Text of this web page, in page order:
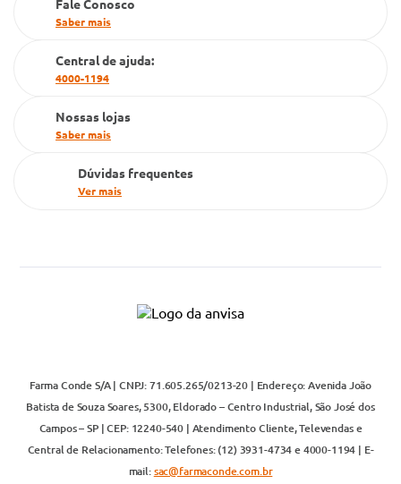
Cartão Grupo Conde
Televendas
Fale Conosco
Saber mais
Central de ajuda:
4000-1194
Nossas lojas
Saber mais
Dúvidas frequentes
Ver mais
Farma Conde S/A | CNPJ: 71.605.265/0213-20 | Endereço: Avenida João
Batista de Souza Soares, 5300, Eldorado – Centro Industrial, São José dos
Campos – SP | CEP: 12240-540 | Atendimento Cliente, Televendas e
Central de Relacionamento: Telefones: (12) 3931-4734 e 4000-1194 | E-
mail:sac@farmaconde.com.br